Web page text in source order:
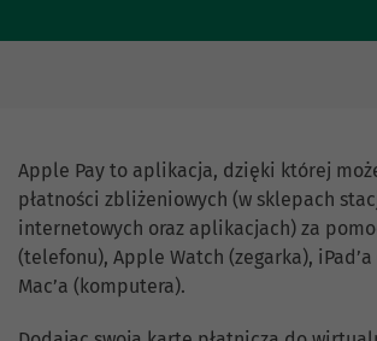
Apple Pay to aplikacja, dzięki której
płatności zbliżeniowych (w sklepach
internetowych oraz aplikacjach) za
(telefonu), Apple Watch (zegarka),
Mac’a (komputera).